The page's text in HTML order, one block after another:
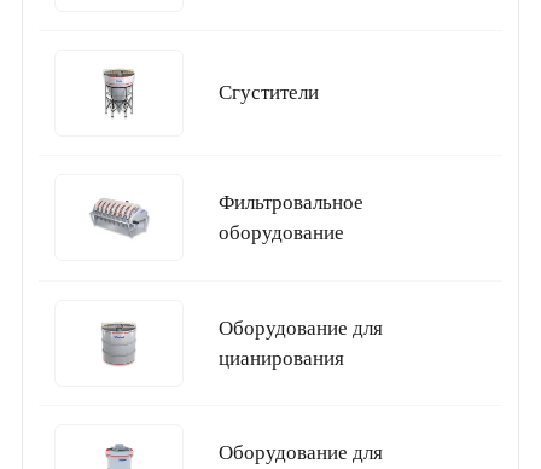
Сгустители
Фильтровальное
оборудование
Оборудование для
цианирования
Оборудование для